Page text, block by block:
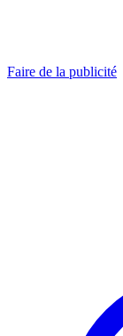
Faire de la publicité